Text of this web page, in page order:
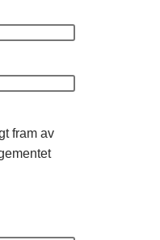
fram av